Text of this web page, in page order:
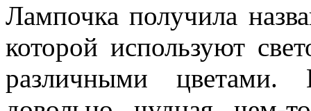
Лампочка получила
которой используют
различными